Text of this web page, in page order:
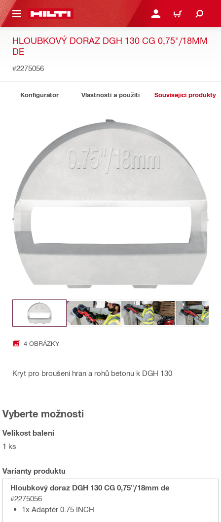
HLAVNÍ OBSAH PŘIHLÁSIT NEBO
KOŠÍK
HLOUBKOVÝ DORAZ DGH 130 CG 0,75"/18MM
DE
#2275056
Konfigurátor Vlastnosti a použití Související produkty
4 OBRÁZKY
Kryt pro broušení hran a rohů betonu k DGH 130
Vyberte možnosti
Velikost balení
1 ks
Varianty produktu
Hloubkový doraz DGH 130 CG 0,75"/18mm de
#2275056
1x Adaptér 0.75 INCH